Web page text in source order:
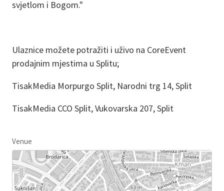
svjetlom i Bogom."
Ulaznice možete potražiti i uživo na CoreEvent
prodajnim mjestima u Splitu;
TisakMedia Morpurgo Split, Narodni trg 14, Split
TisakMedia CCO Split, Vukovarska 207, Split
Venue